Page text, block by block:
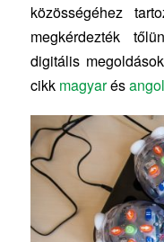
közösségéhez
megkérdezték
digitális
cikk magyarésangol